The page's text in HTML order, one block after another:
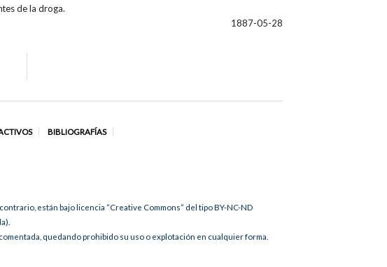
de la droga.
1887-05-28
BIBLIOGRAFÍAS
están bajo licencia “Creative Commons” del tipo BY-NC-ND
quedando prohibido su uso o explotación en cualquier forma.